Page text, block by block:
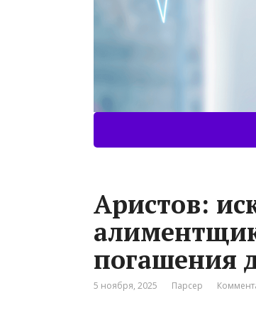
Аристов:
погашения
5 ноября, 2025 Парсер